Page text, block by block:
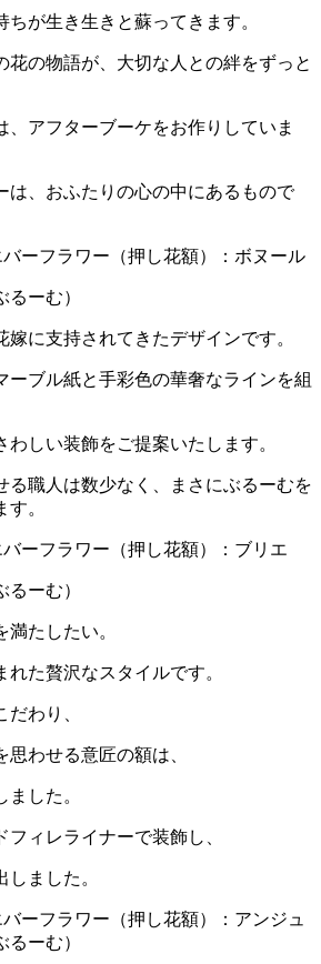
が生き生きと蘇ってきます。
花の物語が、大切な人との絆をずっと
、アフターブーケをお作りしていま
は、おふたりの心の中にあるもので
ーフラワー（押し花額）：ボヌール
に支持されてきたデザインです。
ーブル紙と手彩色の華奢なラインを組
しい装飾をご提案いたします。
る職人は数少なく、まさにぶるーむを
。
ーフラワー（押し花額）：ブリエ
たしたい。
た贅沢なスタイルです。
わり、
わせる意匠の額は、
した。
ィレライナーで装飾し、
ました。
ーフラワー（押し花額）：アンジュ